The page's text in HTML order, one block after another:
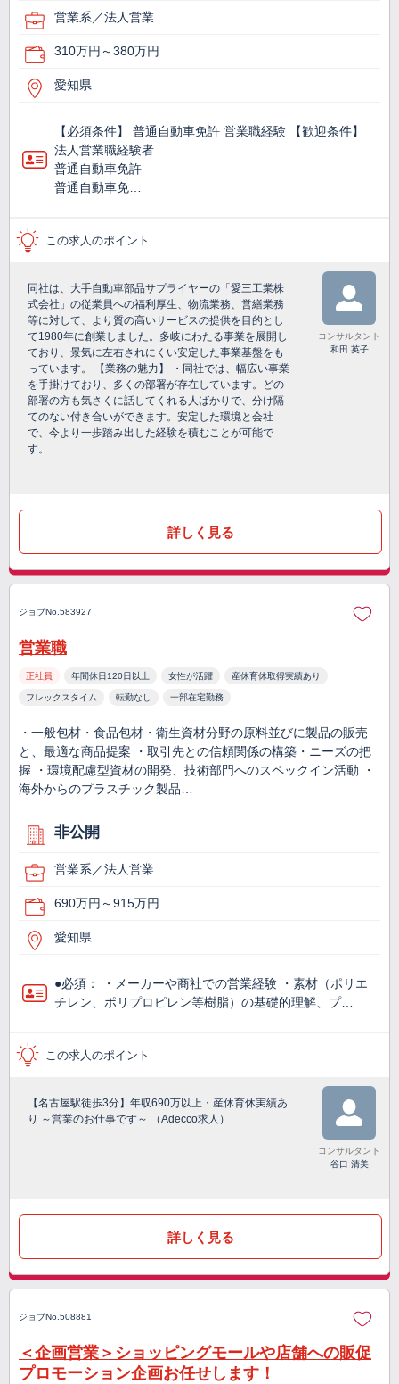
営業系／法人営業
310万円～380万円
愛知県
【必須条件】 普通自動車免許 営業職経験 【歓迎条件】
法人営業職経験者
普通自動車免許
普通自動車免…
この求人のポイント
同社は、大手自動車部品サプライヤーの「愛三工業株
式会社」の従業員への福利厚生、物流業務、営繕業務
等に対して、より質の高いサービスの提供を目的とし
て1980年に創業しました。多岐にわたる事業を展開し
ており、景気に左右されにくい安定した事業基盤をも
っています。 【業務の魅力】 ・同社では、幅広い事業
を手掛けており、多くの部署が存在しています。どの
部署の方も気さくに話してくれる人ばかりで、分け隔
てのない付き合いができます。安定した環境と会社
で、今より一歩踏み出した経験を積むことが可能で
す。
コンサルタント
和田 英子
詳しく見る
ジョブNo.583927
営業職
正社員 年間休日120日以上 女性が活躍 産休育休取得実績あり
フレックスタイム 転勤なし 一部在宅勤務
・一般包材・食品包材・衛生資材分野の原料並びに製品の販売
と、最適な商品提案 ・取引先との信頼関係の構築・ニーズの把
握 ・環境配慮型資材の開発、技術部門へのスペックイン活動 ・
海外からのプラスチック製品…
非公開
営業系／法人営業
690万円～915万円
愛知県
●必須： ・メーカーや商社での営業経験 ・素材（ポリエ
チレン、ポリプロピレン等樹脂）の基礎的理解、プ…
この求人のポイント
【名古屋駅徒歩3分】年収690万以上・産休育休実績あ
り ～営業のお仕事です～ （Adecco求人）
コンサルタント
谷口 清美
詳しく見る
ジョブNo.508881
＜企画営業＞ショッピングモールや店舗への販促
プロモーション企画お任せします！